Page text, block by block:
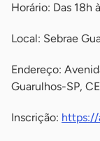
Horário: Das 18h
Local: Sebrae
Endereço:
Guarulhos-SP,
Inscrição: https://